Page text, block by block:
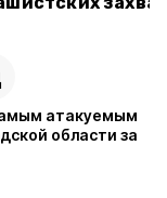
атакуемым
области за